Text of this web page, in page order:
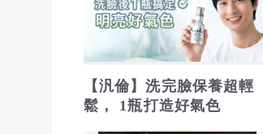
【汎倫】洗完臉保養超輕
鬆， 1瓶打造好氣色